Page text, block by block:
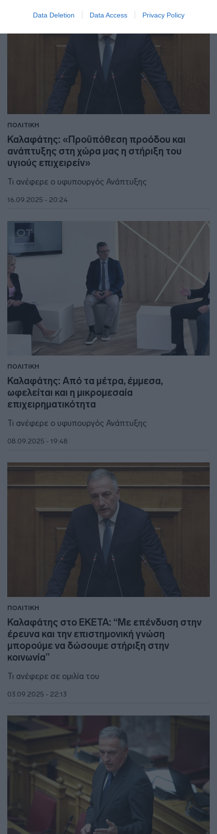
Data Deletion Data Access Privacy Policy
ΠΟΛΙΤΙΚΗ
Καλαφάτης: «Προϋπόθεση προόδου και
ανάπτυξης στη χώρα μας η στήριξη του
υγιούς επιχειρείν»
Τι ανέφερε ο υφυπουργός Ανάπτυξης
16.09.2025 - 20:24
ΠΟΛΙΤΙΚΗ
Καλαφάτης: Από τα μέτρα, έμμεσα,
ωφελείται και η μικρομεσαία
επιχειρηματικότητα
Τι ανέφερε ο υφυπουργός Ανάπτυξης
08.09.2025 - 19:48
ΠΟΛΙΤΙΚΗ
Καλαφάτης στο ΕΚΕΤΑ: “Με επένδυση στην
έρευνα και την επιστημονική γνώση
μπορούμε να δώσουμε στήριξη στην
κοινωνία”
Τι ανέφερε σε ομιλία του
03.09.2025 - 22:13